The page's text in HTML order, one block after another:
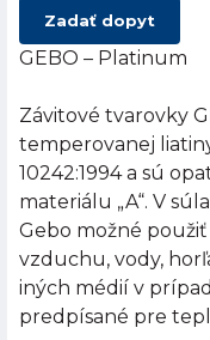
Zadať dopyt
GEBO – Platinum
Závitové tvarovky
temperovanej
10242:1994 a sú
materiálu „A“. V
Gebo možné
vzduchu, vody,
iných médií v
predpísané pre